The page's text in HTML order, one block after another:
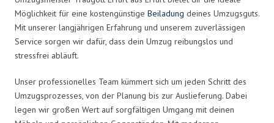
Möglichkeit für eine kostengünstige Beiladung deines Umzugsguts.
Mit unserer langjährigen Erfahrung und unserem zuverlässigen
Service sorgen wir dafür, dass dein Umzug reibungslos und
stressfrei abläuft.
Unser professionelles Team kümmert sich um jeden Schritt des
Umzugsprozesses, von der Planung bis zur Auslieferung. Dabei
legen wir großen Wert auf sorgfältigen Umgang mit deinen